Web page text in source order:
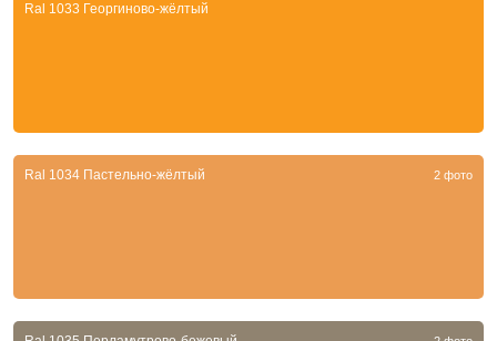
Ral 1033 Георгиново-жёлтый
Ral 1034 Пастельно-жёлтый 2 фото